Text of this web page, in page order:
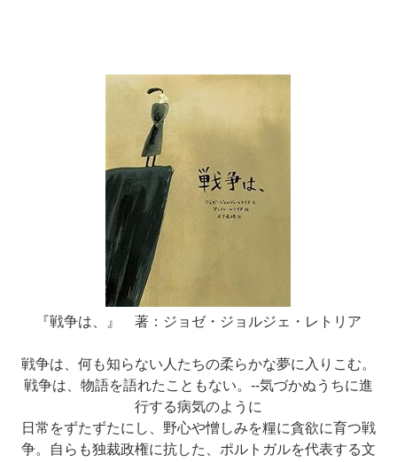
『戦争は、』 著：ジョゼ・ジョルジェ・レトリア
戦争は、何も知らない人たちの柔らかな夢に入りこむ。
戦争は、物語を語れたこともない。--気づかぬうちに進
行する病気のように
日常をずたずたにし、野心や憎しみを糧に貪欲に育つ戦
争。自らも独裁政権に抗した、ポルトガルを代表する文